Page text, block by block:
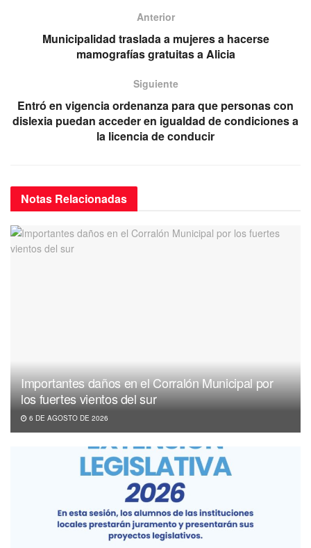
b
k
A
p
gr
a
m
Anterior
Municipalidad traslada a mujeres a hacerse
mamografías gratuitas a Alicia
Siguiente
Entró en vigencia ordenanza para que personas con
dislexia puedan acceder en igualdad de condiciones a
la licencia de conducir
Notas Relacionadas
Importantes daños en el Corralón Municipal por
los fuertes vientos del sur
6 DE AGOSTO DE 2026